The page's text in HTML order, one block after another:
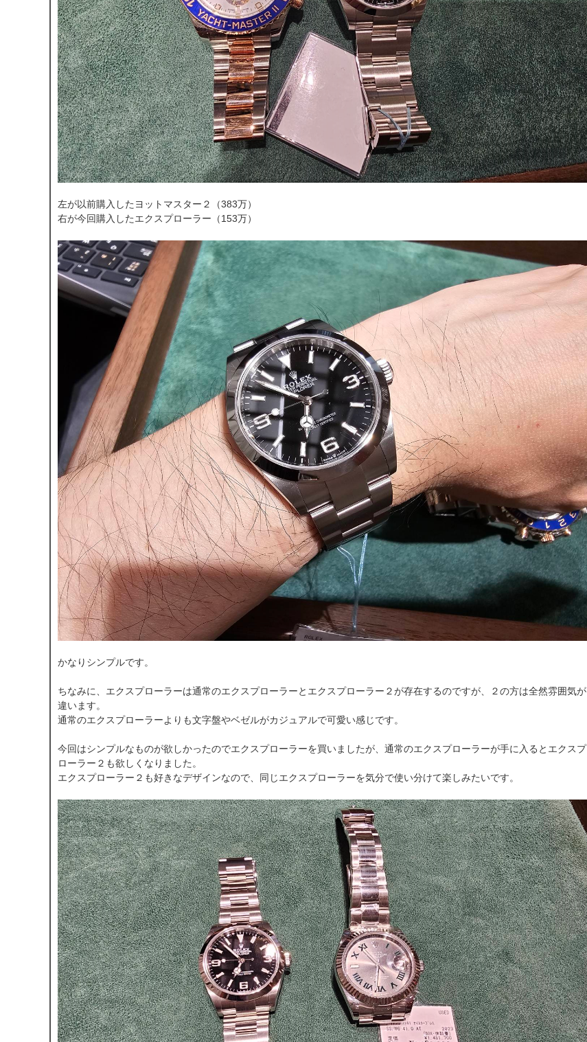
左が以前購入したヨットマスター２（383万）
右が今回購入したエクスプローラー（153万）
かなりシンプルです。
ちなみに、エクスプローラーは通常のエクスプローラーとエクスプローラー２が存在するのですが、２の方は全然雰囲気が
違います。
通常のエクスプローラーよりも文字盤やベゼルがカジュアルで可愛い感じです。
今回はシンプルなものが欲しかったのでエクスプローラーを買いましたが、通常のエクスプローラーが手に入るとエクスプ
ローラー２も欲しくなりました。
エクスプローラー２も好きなデザインなので、同じエクスプローラーを気分で使い分けて楽しみたいです。